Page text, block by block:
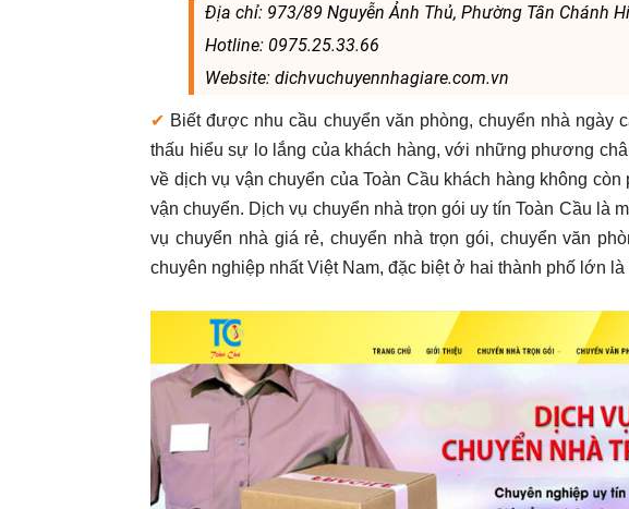
Địa chỉ: 973/89 Nguyễn Ảnh Thủ, Phường Tân Chánh
Hotline: 0975.25.33.66
Website: dichvuchuyennhagiare.com.vn
✔ Biết được nhu cầu chuyển văn phòng, chuyển nhà ngày
thấu hiểu sự lo lắng của khách hàng, với những phương
về dịch vụ vận chuyển của Toàn Cầu khách hàng không
vận chuyển. Dịch vụ chuyển nhà trọn gói uy tín Toàn Cầu là
vụ chuyển nhà giá rẻ, chuyển nhà trọn gói, chuyển văn
chuyên nghiệp nhất Việt Nam, đặc biệt ở hai thành phố lớn là